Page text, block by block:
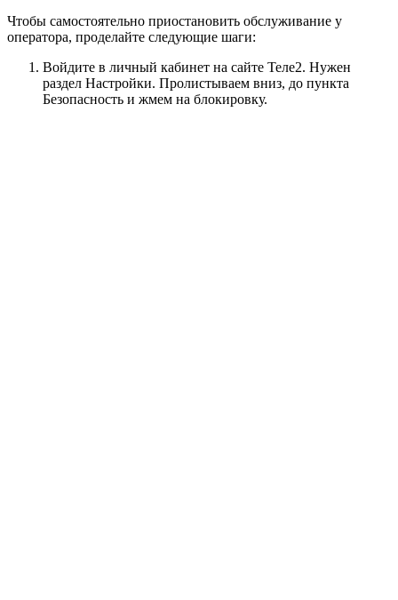
Чтобы самостоятельно приостановить обслуживание у
оператора, проделайте следующие шаги:
Войдите в личный кабинет на сайте Теле2. Нужен
раздел Настройки. Пролистываем вниз, до пункта
Безопасность и жмем на блокировку.